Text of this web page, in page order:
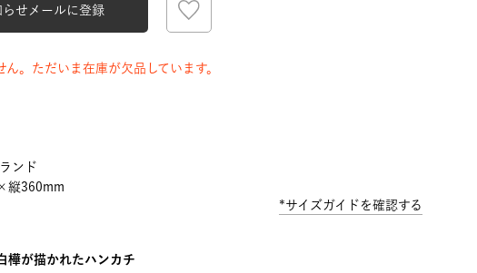
らせメールに登録
ん。ただいま在庫が欠品しています。
ンド
縦360mm
*サイズガイドを確認する
樺が描かれたハンカチ